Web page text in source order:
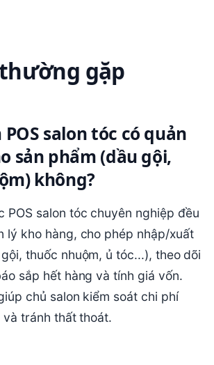
gặp
salon tóc có quản
sản phẩm (dầu gội,
không?
POS salon tóc chuyên nghiệp đều
lý kho hàng, cho phép nhập/xuất
thuốc nhuộm, ủ tóc...), theo dõi
sắp hết hàng và tính giá vốn.
chủ salon kiểm soát chi phí
tránh thất thoát.